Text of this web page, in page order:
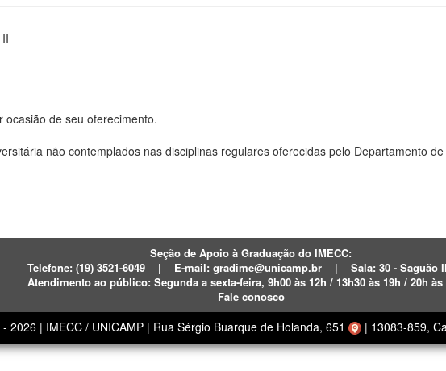
ocasião de seu oferecimento.
não contemplados nas disciplinas regulares oferecidas pelo Departamento
Seção de Apoio à Graduação do IMECC:
Telefone: (19) 3521-6049 | E-mail: gradime@unicamp.br |
Sala: 30 - Saguão
Atendimento ao público: Segunda a sexta-feira, 9h00 às 12h / 13h30 às 19h / 20h às
Fale conosco
2026 | IMECC / UNICAMP | Rua Sérgio Buarque de Holanda, 651 | 13083-859,